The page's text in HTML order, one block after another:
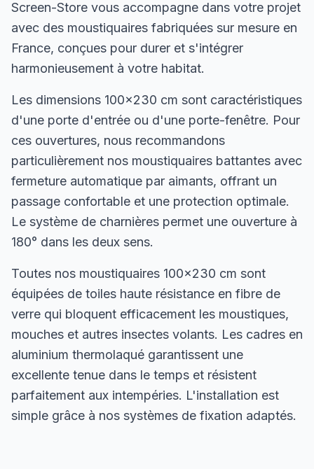
Screen-Store vous accompagne dans votre projet
avec des moustiquaires fabriquées sur mesure en
France, conçues pour durer et s'intégrer
harmonieusement à votre habitat.
Les dimensions 100×230 cm sont caractéristiques
d'une porte d'entrée ou d'une porte-fenêtre. Pour
ces ouvertures, nous recommandons
particulièrement nos moustiquaires battantes avec
fermeture automatique par aimants, offrant un
passage confortable et une protection optimale.
Le système de charnières permet une ouverture à
180° dans les deux sens.
Toutes nos moustiquaires 100×230 cm sont
équipées de toiles haute résistance en fibre de
verre qui bloquent efficacement les moustiques,
mouches et autres insectes volants. Les cadres en
aluminium thermolaqué garantissent une
excellente tenue dans le temps et résistent
parfaitement aux intempéries. L'installation est
simple grâce à nos systèmes de fixation adaptés.